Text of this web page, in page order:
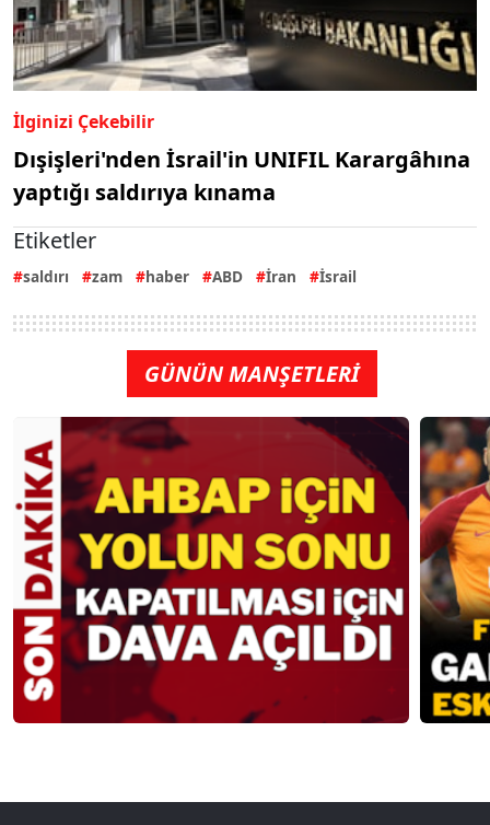
İlginizi Çekebilir
Dışişleri'nden İsrail'in UNIFIL Karargâhına
yaptığı saldırıya kınama
Etiketler
saldırı zam haber ABD İran İsrail
GÜNÜN MANŞETLERİ